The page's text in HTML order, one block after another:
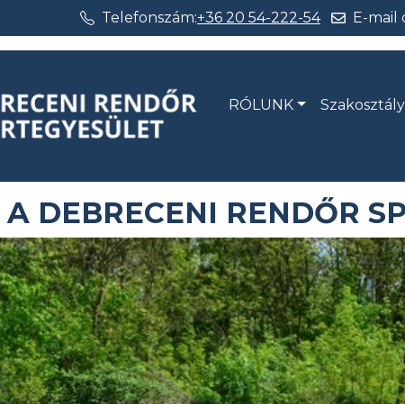
Telefonszám:+36 20 54-222-54 E-mail
RÓLUNK
DEBRECENI RENDŐR